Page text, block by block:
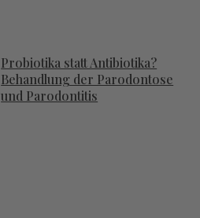
Probiotika statt Antibiotika?
Behandlung der Parodontose
und Parodontitis